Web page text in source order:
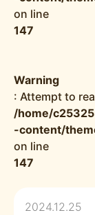
on line
147
Warning
: Attempt to
/home/
-content/
on line
147
2024.12.25